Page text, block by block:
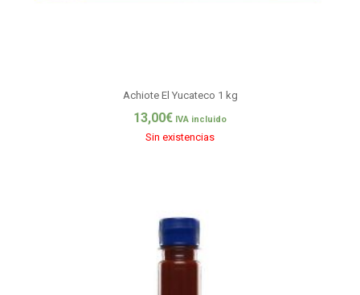
Achiote El Yucateco 1 kg
13,00€ IVA incluido
Sin existencias